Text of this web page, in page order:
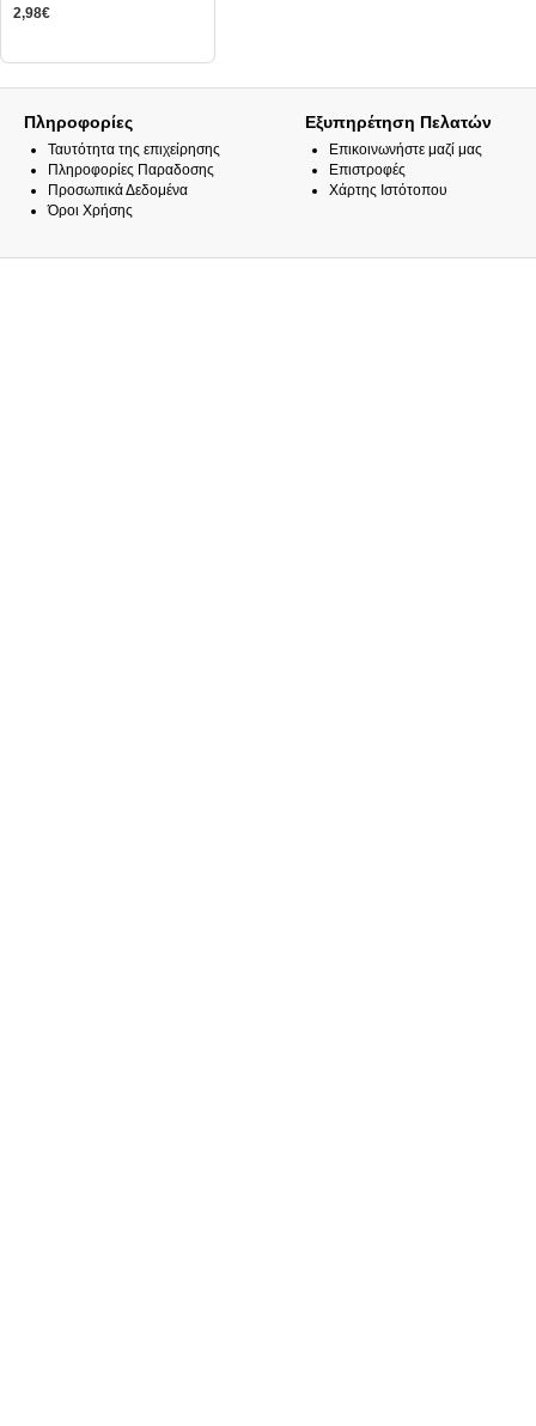
2,98€
Πληροφορίες
Ταυτότητα της επιχείρησης
Πληροφορίες Παραδοσης
Προσωπικά Δεδομένα
Όροι Χρήσης
Εξυπηρέτηση Πελατών
Επικοινωνήστε μαζί μας
Επιστροφές
Χάρτης Ιστότοπου